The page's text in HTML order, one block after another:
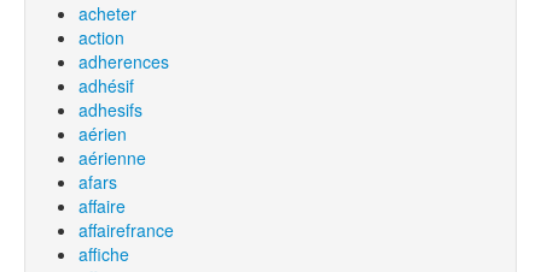
acheter
action
adherences
adhésif
adhesifs
aérien
aérienne
afars
affaire
affairefrance
affiche